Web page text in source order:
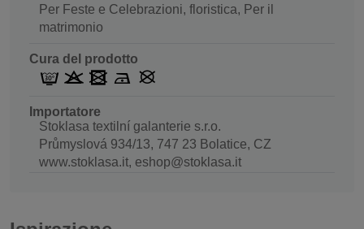
Per Feste e Celebrazioni, floristica, Per il
matrimonio
Cura del prodotto
Importatore
Stoklasa textilní galanterie s.r.o.
Průmyslová 934/13, 747 23 Bolatice, CZ
www.stoklasa.it, eshop@stoklasa.it